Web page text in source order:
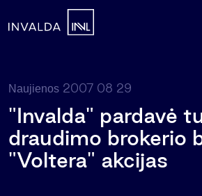
Naujienos 2007 08 29
"Invalda" pardavė
draudimo brokerio
"Voltera" akcijas